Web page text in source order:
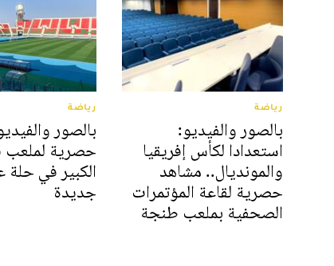
رياضة
بالصور والفيديو:
استعدادا لكأس إفريقيا
والمونديال.. مشاهد
حصرية لقاعة المؤتمرات
الصحفية بملعب طنجة
رياضة
بالصور
حصرية
الكبير في حلة
جديدة